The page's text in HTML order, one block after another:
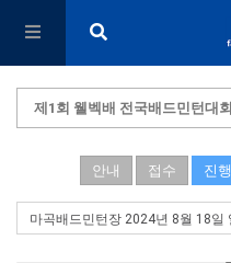
제1회 웰벡배 전국배드민턴대회
안내 접수 진행